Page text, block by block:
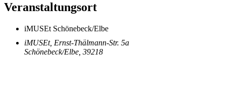
Veranstaltungsort
iMUSEt Schönebeck/Elbe
iMUSEt, Ernst-Thälmann-Str. 5a
Schönebeck/Elbe 39218